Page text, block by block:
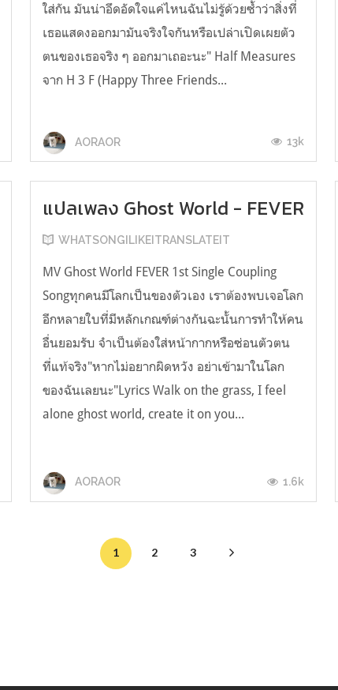
ใส่กัน มันน่าอึดอัดใจแค่ไหนฉันไม่รู้ด้วยซ้ำว่าสิ่งที่
เธอแสดงออกมามันจริงใจกันหรือเปล่าเปิดเผยตัว
ตนของเธอจริง ๆ ออกมาเถอะนะ" Half Measures
จาก H 3 F (Happy Three Friends...
AORAOR 13k
แปลเพลง Ghost World - FEVER
WHATSONGILIKEITRANSLATEIT
MV Ghost World FEVER 1st Single Coupling
Songทุกคนมีโลกเป็นของตัวเอง เราต้องพบเจอโลก
อีกหลายใบที่มีหลักเกณฑ์ต่างกันฉะนั้นการทำให้คน
อื่นยอมรับ จำเป็นต้องใส่หน้ากากหรือซ่อนตัวตน
ที่แท้จริง"หากไม่อยากผิดหวัง อย่าเข้ามาในโลก
ของฉันเลยนะ"Lyrics Walk on the grass, I feel
alone ghost world, create it on you...
AORAOR 1.6k
1 2 3